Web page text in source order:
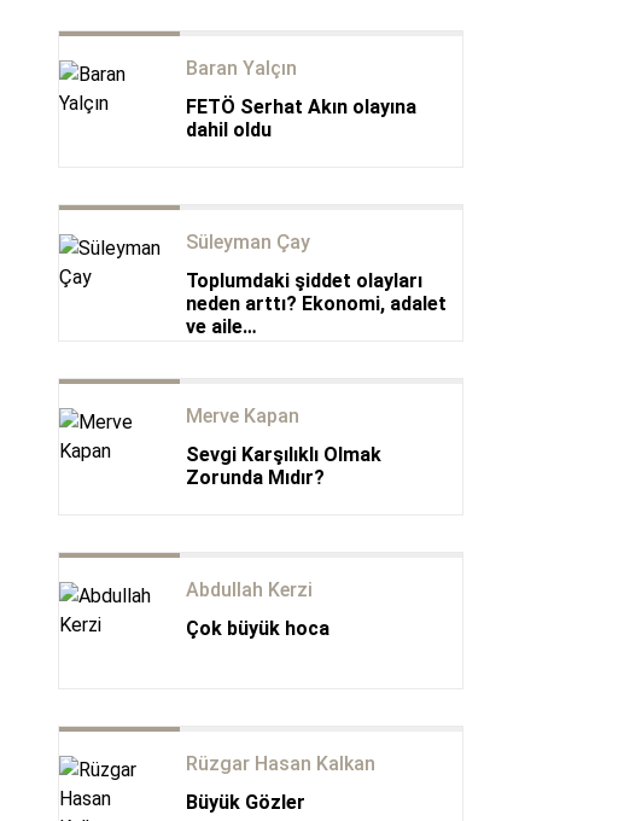
Baran Yalçın
FETÖ Serhat Akın olayına
dahil oldu
Süleyman Çay
Toplumdaki şiddet olayları
neden arttı? Ekonomi, adalet
ve aile…
Merve Kapan
Sevgi Karşılıklı Olmak
Zorunda Mıdır?
Abdullah Kerzi
Çok büyük hoca
Rüzgar Hasan Kalkan
Büyük Gözler